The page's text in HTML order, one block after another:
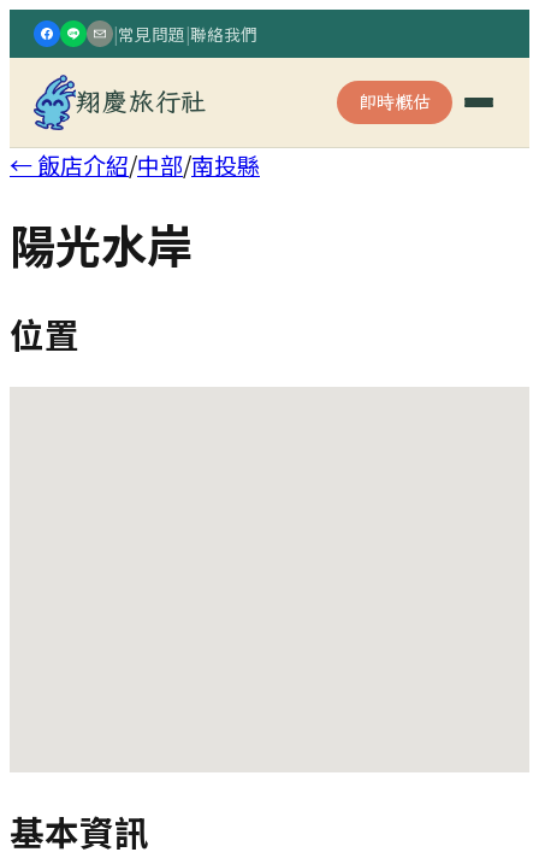
|常見問題|聯絡我們
翔慶旅行社 即時概估
← 飯店介紹/中部/南投縣
陽光水岸
位置
基本資訊